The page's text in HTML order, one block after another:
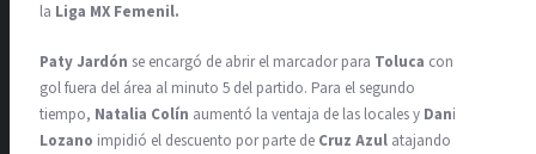
la Liga MX Femenil.
Paty Jardón se encargó de abrir el marcador para Toluca con gran
gol fuera del área al minuto 5 del partido. Para el segundo
tiempo, Natalia Colín aumentó la ventaja de las locales y Daniela
Lozano impidió el descuento por parte de Cruz Azul atajando el